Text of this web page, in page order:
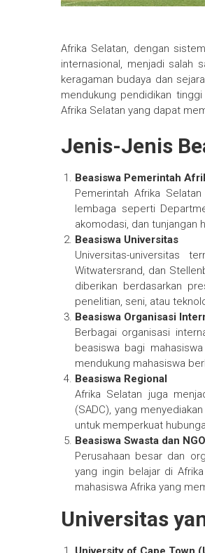
Afrika Selatan, dengan
internasional, menjadi salah
keragaman budaya dan
mendukung pendidikan
Afrika Selatan yang dapat
Jenis-Jenis
Beasiswa Pemerintah
Pemerintah Afrika
lembaga seperti
akomodasi, dan tunjangan
Beasiswa Universitas
Universitas-universitas
Witwatersrand, dan
diberikan berdasarkan
penelitian, seni, atau
Beasiswa Organisasi
Berbagai organisasi
beasiswa bagi
mendukung mahasiswa
Beasiswa Regional
Afrika Selatan juga
(SADC), yang
untuk memperkuat
Beasiswa Swasta dan NGO
Perusahaan besar dan
yang ingin belajar di
mahasiswa Afrika yang
Universitas